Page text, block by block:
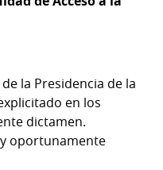
la Presidencia de la
en los
dictamen.
oportunamente